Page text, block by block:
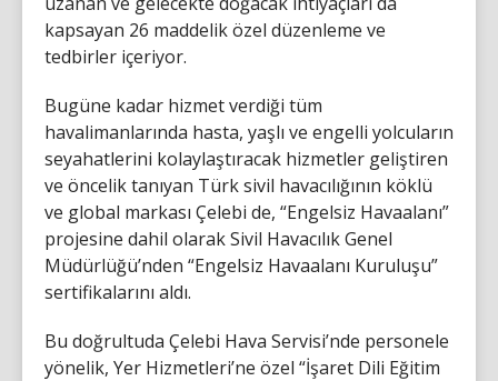
kapsayan 26 maddelik özel düzenleme ve
tedbirler içeriyor.
Bugüne kadar hizmet verdiği tüm
havalimanlarında hasta, yaşlı ve engelli yolcuların
seyahatlerini kolaylaştıracak hizmetler geliştiren
ve öncelik tanıyan Türk sivil havacılığının köklü
ve global markası Çelebi de, “Engelsiz Havaalanı”
projesine dahil olarak Sivil Havacılık Genel
Müdürlüğü’nden “Engelsiz Havaalanı Kuruluşu”
sertifikalarını aldı.
Bu doğrultuda Çelebi Hava Servisi’nde personele
yönelik, Yer Hizmetleri’ne özel “İşaret Dili Eğitim